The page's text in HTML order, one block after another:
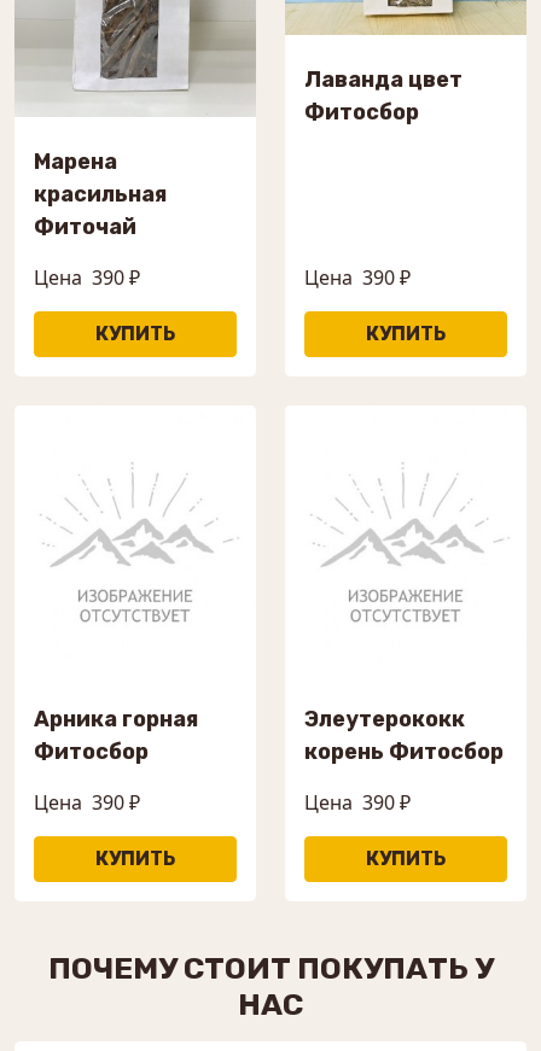
Марена
красильная
Фиточай
Цена 390 ₽
Лаванда цвет
Фитосбор
Цена 390 ₽
Арника горная
Фитосбор
Цена 390 ₽
Элеутерококк
корень Фитосбор
Цена 390 ₽
ПОЧЕМУ СТОИТ ПОКУПАТЬ У
НАС